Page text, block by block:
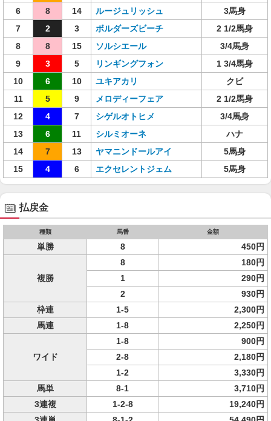
6
8 14 ルージュリッシュ
3馬身
7
2 3 ボルダーズビーチ
2 1/2馬身
8
8 15 ソルシエール
3/4馬身
9
3 5 リンギングフォン
1 3/4馬身
10
6 10 ユキアカリ
クビ
11
5 9 メロディーフェア
2 1/2馬身
12
4 7 シゲルオトヒメ
3/4馬身
13
6 11 シルミオーネ
ハナ
14
7 13 ヤマニンドールアイ
5馬身
15
4 6 エクセレントジェム 5馬身
払戻金
種類 馬番 金額
単勝 8 450円
複勝
8
180円
1
290円
2
930円
枠連
1-5
2,300円
馬連
1-8 2,250円
ワイド
1-8
900円
2-8
2,180円
1-2
3,330円
馬単
8-1
3,710円
3連複
1-2-8
19,240円